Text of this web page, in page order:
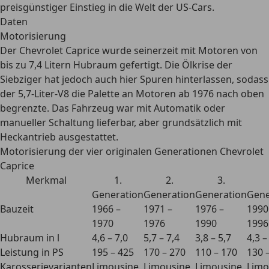
preisgünstiger Einstieg in die Welt der US-Cars.
Daten
Motorisierung
Der Chevrolet Caprice wurde seinerzeit mit Motoren von
bis zu 7,4 Litern Hubraum gefertigt. Die Ölkrise der
Siebziger hat jedoch auch hier Spuren hinterlassen, sodass
der 5,7-Liter-V8 die Palette an Motoren ab 1976 nach oben
begrenzte. Das Fahrzeug war mit Automatik oder
manueller Schaltung lieferbar, aber grundsätzlich mit
Heckantrieb ausgestattet.
Motorisierung der vier originalen Generationen Chevrolet
Caprice
Merkmal
1.
Generation
2.
Generation
3.
Generation
Bauzeit
1966 –
1970
1971 –
1976
1976 –
1990
1996
Hubraum in l
4,6 – 7,0 5,7 – 7,4 3,8 – 5,7
4,3
Leistung in PS
195 – 425 170 – 270 110 – 170
130